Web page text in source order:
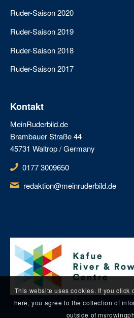
Ruder-Saison 2020
Ruder-Saison 2019
Ruder-Saison 2018
Ruder-Saison 2017
Kontakt
MeinRuderbild.de
Brambauer Straße 44
45731 Waltrop / Germany
0177 3009650
redaktion@meinruderbild.de
This website uses cookies. If you click
here, you agree to the collection of
outside of